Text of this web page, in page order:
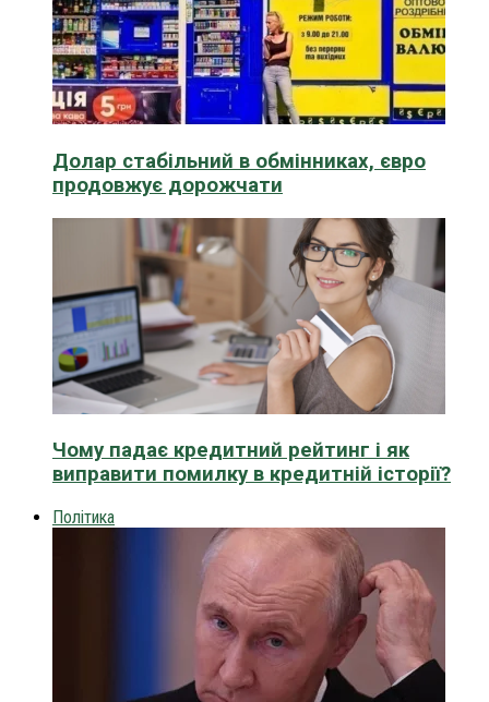
Долар стабільний в обмінниках, євро
продовжує дорожчати
Чому падає кредитний рейтинг і як
виправити помилку в кредитній історії?
Політика